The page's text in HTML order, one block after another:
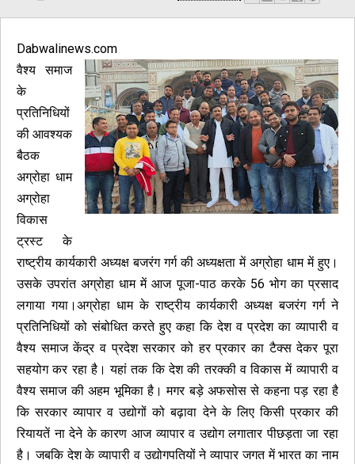
Dabwalinews.com
वैश्य समाज
के
प्रतिनिधियों
की आवश्यक
बैठक
अग्रोहा धाम
अग्रोहा
विकास
ट्रस्ट के
राष्ट्रीय कार्यकारी अध्यक्ष बजरंग गर्ग की अध्यक्षता में अग्रोहा धाम में हुए।
उसके उपरांत अग्रोहा धाम में आज पूजा-पाठ करके 56 भोग का प्रसाद
लगाया गया।अग्रोहा धाम के राष्ट्रीय कार्यकारी अध्यक्ष बजरंग गर्ग ने
प्रतिनिधियों को संबोधित करते हुए कहा कि देश व प्रदेश का व्यापारी व
वैश्य समाज केंद्र व प्रदेश सरकार को हर प्रकार का टैक्स देकर पूरा
सहयोग कर रहा है। यहां तक कि देश की तरक्की व विकास में व्यापारी व
वैश्य समाज की अहम भूमिका है। मगर बड़े अफसोस से कहना पड़ रहा है
कि सरकार व्यापार व उद्योगों को बढ़ावा देने के लिए किसी प्रकार की
रियायतें ना देने के कारण आज व्यापार व उद्योग लगातार पीछड़ता जा रहा
है। जबकि देश के व्यापारी व उद्योगपतियों ने व्यापार जगत में भारत का नाम